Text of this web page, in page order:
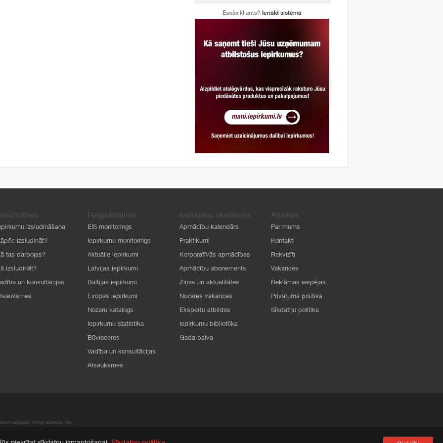
Esošs klients? Ienākt sistēmā
izsludināšana
izsludināt?
tas darbojas?
izsludināt?
un konsultācijas
Piegādātājiem
EIS monitorings
Iepirkumu monitorings
Aktuālie iepirkumi
Latvijas iepirkumi
Baltijas iepirkumi
Eiropas iepirkumi
Nozaru katalogs
Iepirkumu statistika
Būvieceres
Vadība un konsultācijas
Atsauksmes
Iepirkumu akadēmija
Apmācību kalendārs
Praktikumi
Korporatīvās apmācības
Apmācību abonements
Ziņas un aktualitātes
Nozares vakances
Ekspertu atbildes
Iepirkumu bibliotēka
Gada balva
Atbalsts
Par mums
Kontakti
Rekvizīti
Vakances
Reklāmas iespējas
Privātuma politika
Sīkdatņu politika
atļaujas, stingri aizliegta. SIA